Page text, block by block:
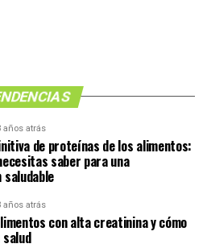
años atrás
de proteínas de los alimentos:
saber para una
años atrás
con alta creatinina y cómo